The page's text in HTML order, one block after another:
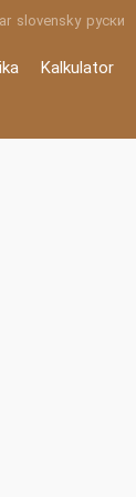
slovensky руски
Kalkulator